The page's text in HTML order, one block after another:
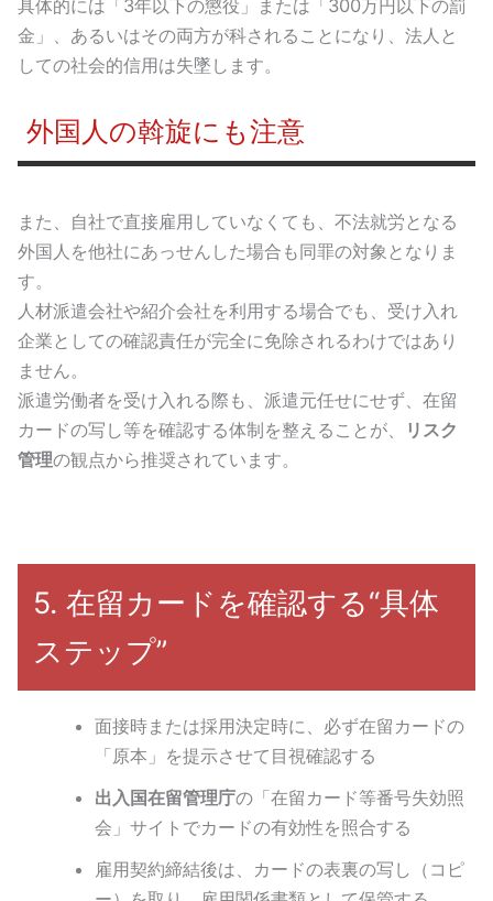
具体的には「3年以下の懲役」または「300万円以下の罰
金」、あるいはその両方が科されることになり、法人と
しての社会的信用は失墜します。
外国人の斡旋にも注意
また、自社で直接雇用していなくても、不法就労となる
外国人を他社にあっせんした場合も同罪の対象となりま
す。
人材派遣会社や紹介会社を利用する場合でも、受け入れ
企業としての確認責任が完全に免除されるわけではあり
ません。
派遣労働者を受け入れる際も、派遣元任せにせず、在留
カードの写し等を確認する体制を整えることが、
リスク
管理の観点から推奨されています。
5. 在留カードを確認する“具体
ステップ”
面接時または採用決定時に、必ず在留カードの
「原本」を提示させて目視確認する
出入国在留管理庁の「在留カード等番号失効照
会」サイトでカードの有効性を照合する
雇用契約締結後は、カードの表裏の写し（コピ